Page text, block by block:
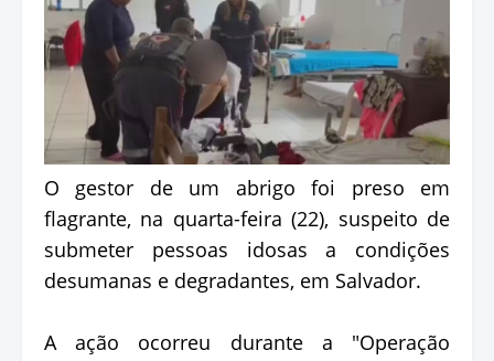
O gestor de um abrigo foi preso em
flagrante, na quarta-feira (22), suspeito de
submeter pessoas idosas a condições
desumanas e degradantes, em Salvador.
A ação ocorreu durante a "Operação